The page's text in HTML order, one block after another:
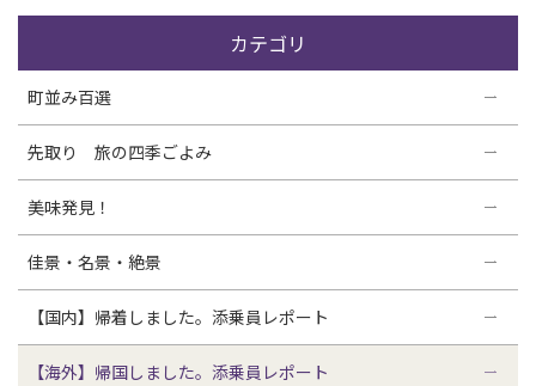
カテゴリ
町並み百選
先取り 旅の四季ごよみ
美味発見！
佳景・名景・絶景
【国内】帰着しました。添乗員レポート
【海外】帰国しました。添乗員レポート